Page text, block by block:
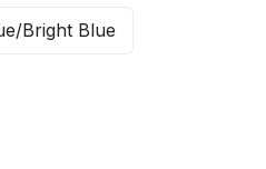
Bright Blue